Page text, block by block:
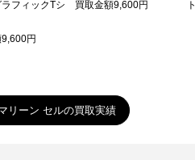
フィックTシ
円
買取金額9,600円
リーン セルの買取実績